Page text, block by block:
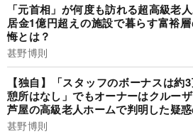
「元首相」が何度も訪れる超高級老
居金1億円超えの施設で暮らす富裕
悔とは？
甚野博則
【独自】「スタッフのボーナスは約
憩所はなし」でもオーナーはクルーザ
芦屋の高級老人ホームで判明した疑
甚野博則